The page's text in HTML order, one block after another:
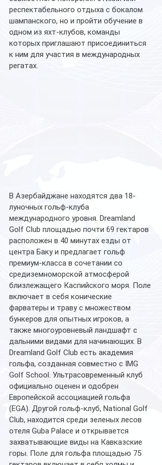
респектабельного отдыха с бокалом
шампанского, но и пройти обучение в
одном из яхт-клубов, команды
которых приглашают присоединиться
к ним для участия в международных
регатах.
В Азербайджане находятся два 18-
луночных гольф-клуба
международного уровня. Dreamland
Golf Club площадью почти 69 гектаров
расположен в 40 минутах езды от
центра Баку и предлагает гольф
премиум-класса в сочетании со
средиземноморской атмосферой
близлежащего Каспийского моря. Поле
включает в себя конические
фарватеры и траву с множеством
бункеров для опытных игроков, а
также многоуровневый ландшафт с
дальними видами для начинающих. В
Dreamland Golf Club есть академия
гольфа, созданная совместно с IMG
Golf School. Ультрасовременный клуб
официально оценен и одобрен
Европейской ассоциацией гольфа
(EGA). Другой гольф-клуб, National Golf
Club, находится среди зеленых лесов
отеля Guba Palace и открывается
захватывающие виды на Кавказские
горы. Поле для гольфа площадью 75